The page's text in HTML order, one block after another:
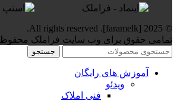
© 2025 [faramelk]. All rights reserved.
تمامی حقوق برای وب سایت فراملک
جستجو
آموزش های رایگان
ویدئو
فنی املاک